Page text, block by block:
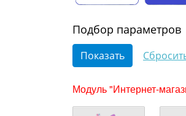
Подбор параметров
Модуль "Интернет-